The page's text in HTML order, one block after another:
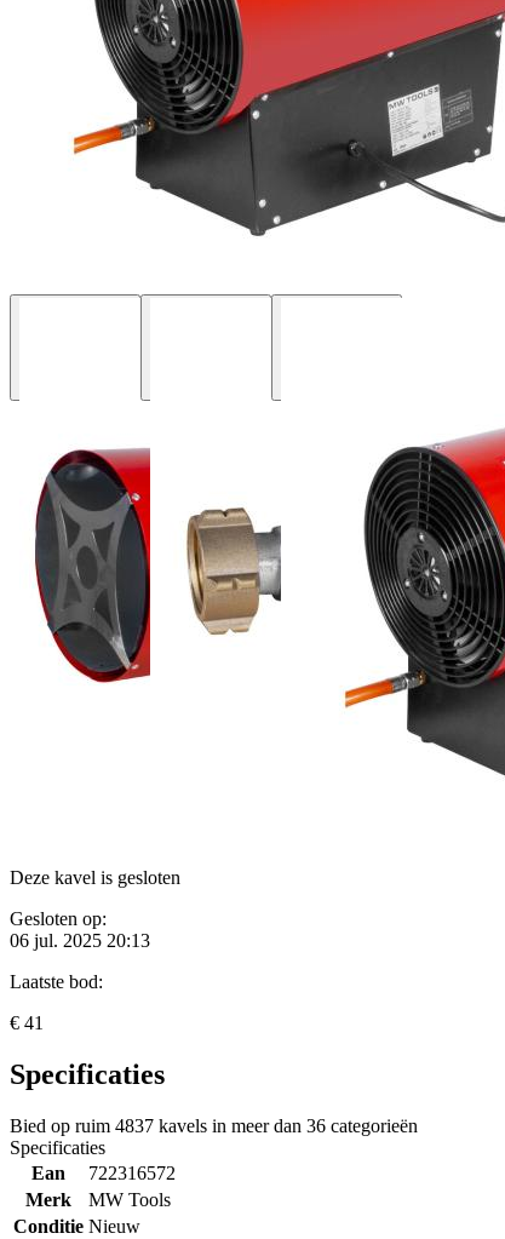
Deze kavel is gesloten
Gesloten op:
06 jul. 2025 20:13
Laatste bod:
€ 41
Specificaties
Bied op ruim 4837 kavels in meer dan 36 categorieën
Specificaties
Ean
722316572
Merk
MW Tools
Conditie Nieuw